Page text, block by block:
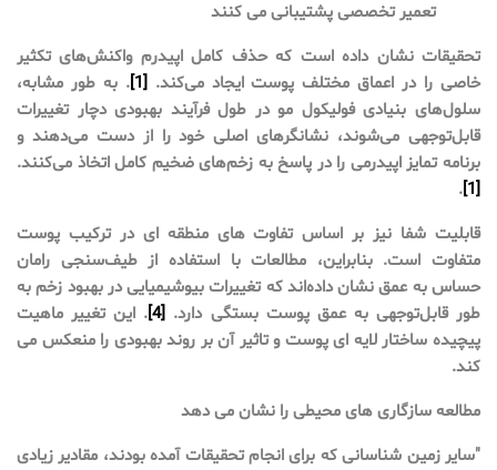
تعمیر تخصصی پشتیبانی می کنند
تحقیقات نشان داده است که حذف کامل اپیدرم واکنش‌های تکثیر
خاصی را در اعماق مختلف پوست ایجاد می‌کند. [1] . به طور مشابه،
سلول‌های بنیادی فولیکول مو در طول فرآیند بهبودی دچار تغییرات
قابل‌توجهی می‌شوند، نشانگرهای اصلی خود را از دست می‌دهند و
برنامه تمایز اپیدرمی را در پاسخ به زخم‌های ضخیم کامل اتخاذ می‌کنند.
[1]
.
قابلیت شفا نیز بر اساس تفاوت های منطقه ای در ترکیب پوست
متفاوت است. بنابراین، مطالعات با استفاده از طیف‌سنجی رامان
حساس به عمق نشان داده‌اند که تغییرات بیوشیمیایی در بهبود زخم به
طور قابل‌توجهی به عمق پوست بستگی دارد. [4] . این تغییر ماهیت
پیچیده ساختار لایه ای پوست و تاثیر آن بر روند بهبودی را منعکس می
کند.
مطالعه سازگاری های محیطی را نشان می دهد
"سایر زمین شناسانی که برای انجام تحقیقات آمده بودند، مقادیر زیادی